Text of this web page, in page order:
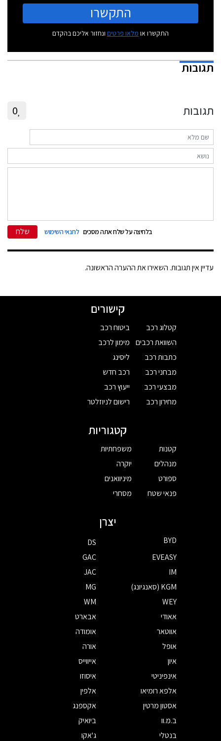
התקשרו
התקשרו או מלאו פרטים ונחזור אליכם בהקדם
תגובות
תגובות 0
בלחיצה על שלח אתה מסכים לתנאי השימוש שלח
עדיין אין תגובות. השאירו את ההערה הראשונה.
קישורים
קטלוג רכב
השוואת רכבים
כתבות רכב
מבחני רכב
מבצעי רכב
מחירון רכב
ביטוח רכב
מימון לרכב
ליסינג
רכב חדש
ייעוץ רכב
רישום לניוזלטר
קטגוריות
קטנות
מנהלים
ספורט
פנאי שטח
משפחתיות
יוקרה
מיניוואנים
מסחרי
יצרן
BYD
DS
EVEASY
GAC
IM
JAC
KGM (סאנגיונג)
MG
WEY
WM
אאודי
אבארט
אווטאר
אומודה
אופל
אורה
איון
אייווייס
אינפיניטי
איסוזו
אלפא רומיאו
אלפין
אסטון מרטין
אקספנג
ב.מ.וו
ביואיק
בנטלי
ג'אקו